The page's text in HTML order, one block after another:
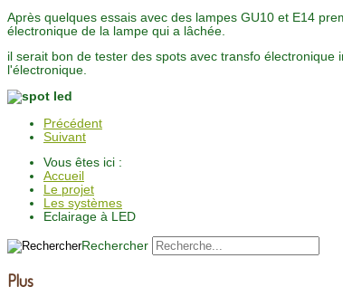
Après quelques essais avec des lampes GU10 et E14
électronique de la lampe qui a lâchée.
il serait bon de tester des spots avec transfo
l'électronique.
Précédent
Suivant
Vous êtes ici :
Accueil
Le projet
Les systèmes
Eclairage à LED
Rechercher
Plus